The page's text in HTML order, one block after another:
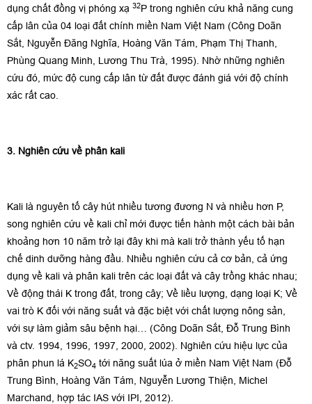
dụng chất đồng vị phóng xạ 32P trong nghiên cứu khả năng cung
cấp lân của 04 loại đất chính miền Nam Việt Nam (Công Doãn
Sắt, Nguyễn Đăng Nghĩa, Hoàng Văn Tám, Phạm Thị Thanh,
Phùng Quang Minh, Lương Thu Trà, 1995). Nhờ những nghiên
cứu đó, mức độ cung cấp lân từ đất được đánh giá với độ chính
xác rất cao.
3. Nghiên cứu về phân kali
Kali là nguyên tố cây hút nhiều tương đương N và nhiều hơn P,
song nghiên cứu về kali chỉ mới được tiến hành một cách bài bản
khoảng hơn 10 năm trở lại đây khi mà kali trở thành yếu tố hạn
chế dinh dưỡng hàng đầu. Nhiều nghiên cứu cả cơ bản, cả ứng
dụng về kali và phân kali trên các loại đất và cây trồng khác nhau;
Về động thái K trong đất, trong cây; Về liều lượng, dạng loại K; Về
vai trò K đối với năng suất và đặc biệt với chất lượng nông sản,
với sự làm giảm sâu bệnh hại… (Công Doãn Sắt, Đỗ Trung Bình
và ctv. 1994, 1996, 1997, 2000, 2002). Nghiên cứu hiệu lực của
phân phun lá K2SO4 tới năng suất lúa ở miền Nam Việt Nam (Đỗ
Trung Bình, Hoàng Văn Tám, Nguyễn Lương Thiện, Michel
Marchand, hợp tác IAS với IPI, 2012).